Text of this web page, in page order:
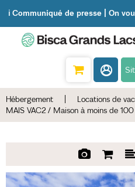
ℹ️ Communiqué de presse | On
Hébergement Locations de
MAIS VAC2 / Maison à moins de